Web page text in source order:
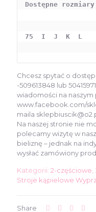
Dostępne
75  I  J  K  L
Chcesz spytać o
-509613848 lub
wiadomości na naszym
www.facebook.com/
maila
Na naszej stronie nie
polecamy wizytę w
bieliznę – jednak na
wysłać zamówiony
Kategorii: 2-częściowe
Stroje kąpielowe
Share